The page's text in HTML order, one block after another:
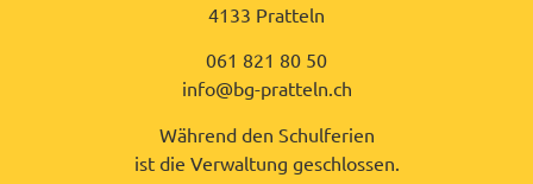
4133 Pratteln
061 821 80 50
info@bg-pratteln.ch
Während den Schulferien
ist die Verwaltung geschlossen.